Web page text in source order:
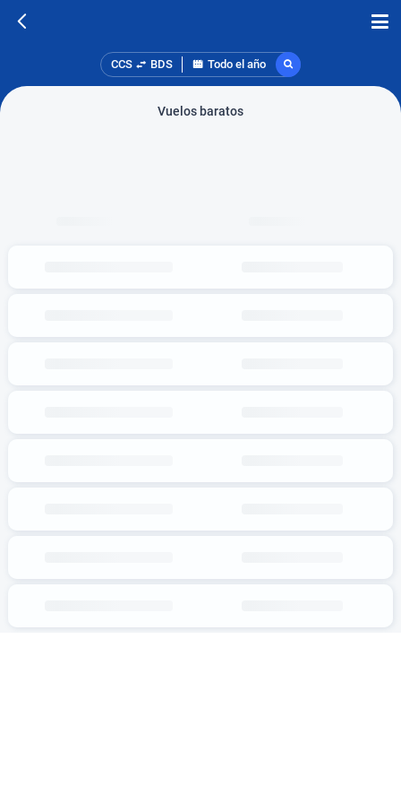
CCS BDS Todo el año
Vuelos baratos